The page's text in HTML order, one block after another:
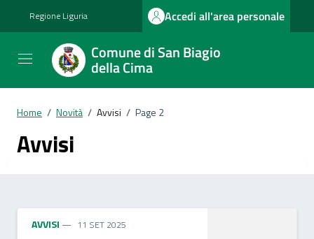
Regione Liguria Accedi all'area personale
Comune di San Biagio
della Cima
Home / Novità / Avvisi / Page 2
Avvisi
AVVISI 11 SET 2025